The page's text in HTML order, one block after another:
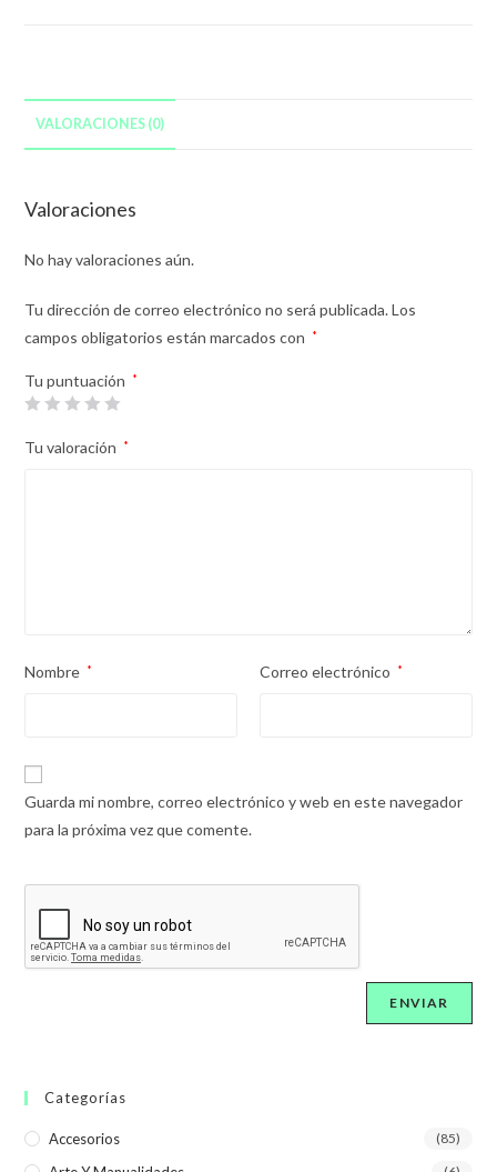
VALORACIONES (0)
Valoraciones
No hay valoraciones aún.
Tu dirección de correo electrónico no será publicada. Los
campos obligatorios están marcados con
*
Tu puntuación *
Tu valoración *
Nombre * Correo electrónico *
Guarda mi nombre, correo electrónico y web en este navegador
para la próxima vez que comente.
Categorías
Accesorios (85)